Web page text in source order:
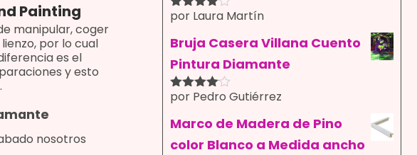
Painting
manipular, coger
por lo cual
es el
y esto
nosotros
Valorado
5
por Laura Martín
Bruja Casera Villana Cuento
Pintura Diamante
Valorado
5
por Pedro Gutiérrez
Marco de Madera de Pino
color Blanco a Medida ancho